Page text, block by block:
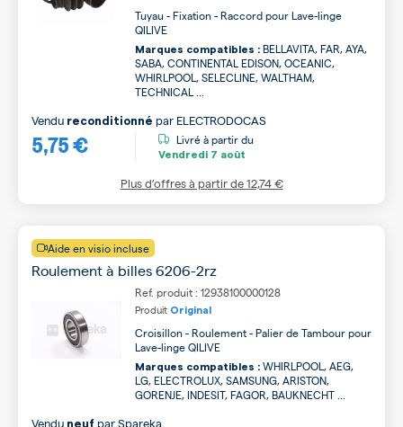
Tuyau - Fixation - Raccord pour Lave-linge
QILIVE
Marques compatibles : BELLAVITA, FAR, AYA,
SABA, CONTINENTAL EDISON, OCEANIC,
WHIRLPOOL, SELECLINE, WALTHAM,
TECHNICAL ...
5,75 €
Vendu reconditionné par ELECTRODOCAS
Livré à partir du
Vendredi 7 août
Plus d’offres à partir de12,74 €
Aide en visio incluse
Roulement à billes 6206-2rz
Ref. produit : 12938100000128
Produit Original
Croisillon - Roulement - Palier de Tambour pour
Lave-linge QILIVE
Marques compatibles : WHIRLPOOL, AEG,
LG, ELECTROLUX, SAMSUNG, ARISTON,
GORENJE, INDESIT, FAGOR, BAUKNECHT ...
Vendu neuf parSpareka